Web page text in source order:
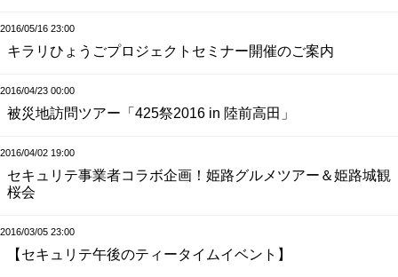
2016/05/16 23:00
キラリひょうごプロジェクトセミナー開催のご案内
2016/04/23 00:00
被災地訪問ツアー「425祭2016 in 陸前高田」
2016/04/02 19:00
セキュリテ事業者コラボ企画！姫路グルメツアー＆姫路城観
桜会
2016/03/05 23:00
【セキュリテ午後のティータイムイベント】